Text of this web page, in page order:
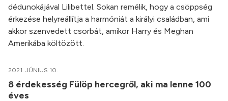
dédunokájával Lilibettel. Sokan remélik, hogy a csöppség
érkezése helyreállítja a harmóniát a királyi családban, ami
akkor szenvedett csorbát, amikor Harry és Meghan
Amerikába költözött.
2021. JÚNIUS 10.
8 érdekesség Fülöp hercegről, aki ma lenne 100
éves